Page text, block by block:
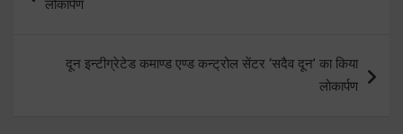
लोकार्पण
दून इन्टीग्रेटेड कमाण्ड एण्ड कन्ट्रोल सेंटर ‘सदैव दून’ का किया
लोकार्पण